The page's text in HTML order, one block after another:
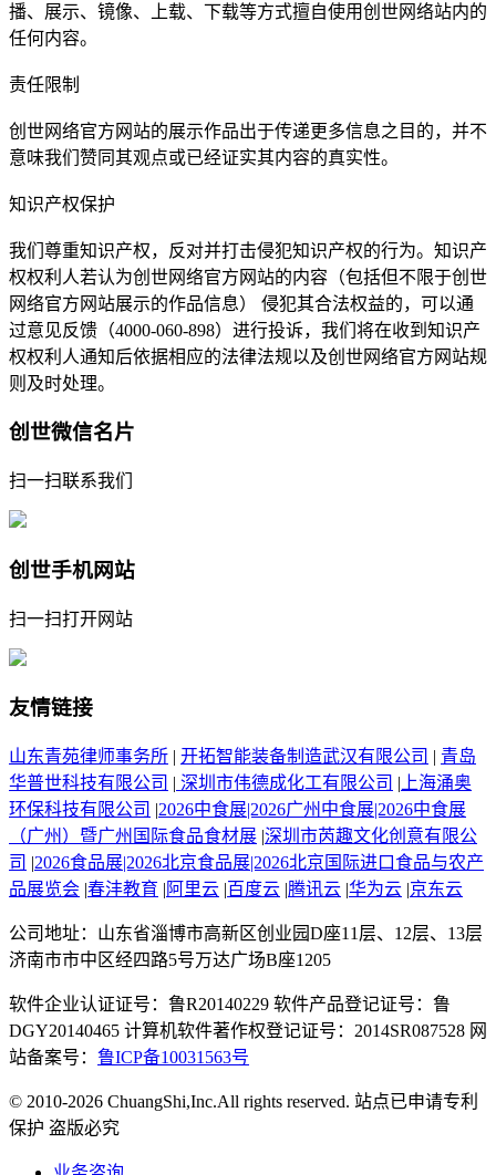
播、展示、镜像、上载、下载等方式擅自使用创世网络站内的
任何内容。
责任限制
创世网络官方网站的展示作品出于传递更多信息之目的，并不
意味我们赞同其观点或已经证实其内容的真实性。
知识产权保护
我们尊重知识产权，反对并打击侵犯知识产权的行为。知识产
权权利人若认为创世网络官方网站的内容（包括但不限于创世
网络官方网站展示的作品信息） 侵犯其合法权益的，可以通
过意见反馈（4000-060-898）进行投诉，我们将在收到知识产
权权利人通知后依据相应的法律法规以及创世网络官方网站规
则及时处理。
创世微信名片
扫一扫联系我们
创世手机网站
扫一扫打开网站
友情链接
山东青苑律师事务所 | 开拓智能装备制造武汉有限公司 | 青岛
华普世科技有限公司 | 深圳市伟德成化工有限公司 | 上海涌奥
环保科技有限公司 |2026中食展|2026广州中食展|2026中食展
（广州）暨广州国际食品食材展 |深圳市芮趣文化创意有限公
司 |2026食品展|2026北京食品展|2026北京国际进口食品与农产
品展览会 |春沣教育 | 阿里云 |百度云 |腾讯云 |华为云 |京东云
公司地址：山东省淄博市高新区创业园D座11层、12层、13层
济南市市中区经四路5号万达广场B座1205
软件企业认证证号：鲁R20140229 软件产品登记证号：鲁
DGY20140465 计算机软件著作权登记证号：2014SR087528 网
站备案号： 鲁ICP备10031563号
© 2010-2026 ChuangShi,Inc.All rights reserved. 站点已申请专利
保护 盗版必究